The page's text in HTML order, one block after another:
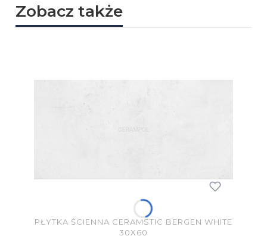
Zobacz także
PŁYTKA ŚCIENNA CERAMSTIC BERGEN WHITE
30X60